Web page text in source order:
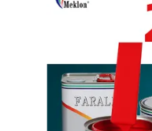
POLITIQUE